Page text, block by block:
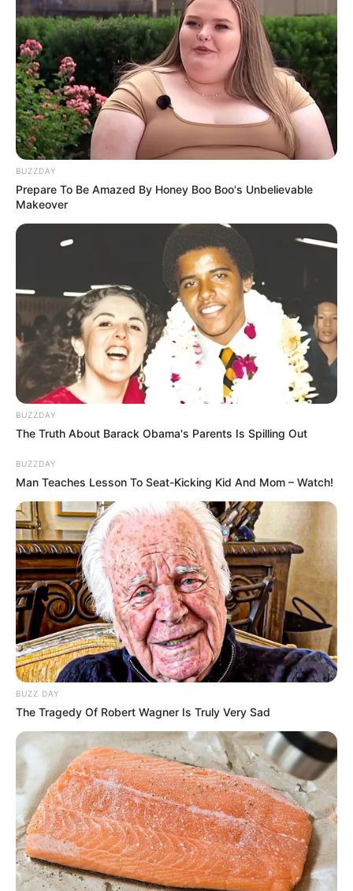
19:28 / 05 Avqust 2026 DÜNYA
TƏCİLİ! Qardaş ölkə kritik sistemi Bakıya
təhvil verdi -Tarixdə İLK
17:59 / 05 Avqust 2026 TİBB
Buz kimi içkilər mədəyə necə təsir edir? –
107 0 0
17:30 / 05 Avqust 2026
Vəkil alimentlə bağlı valideynlərin bilməli
olduğu hüquqlarıaçıqladı
92 0 0
BUZZDAY
Prepare To Be Amazed By Honey Boo Boo's Unbelievable
Makeover
BUZZDAY
The Truth About Barack Obama's Parents Is Spilling Out
BUZZDAY
Man Teaches Lesson To Seat-Kicking Kid And Mom – Watch!
BUZZ DAY
The Tragedy Of Robert Wagner Is Truly Very Sad